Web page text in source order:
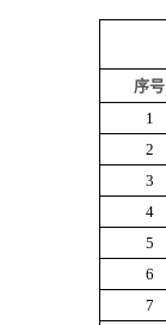
序号
1
2
3
4
5
6
7